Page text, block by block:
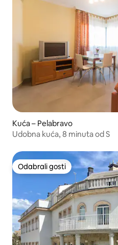
Kuća – Pelabravo
Udobna kuća, 8 minuta od S
Odabrali gosti
Odabrali gosti